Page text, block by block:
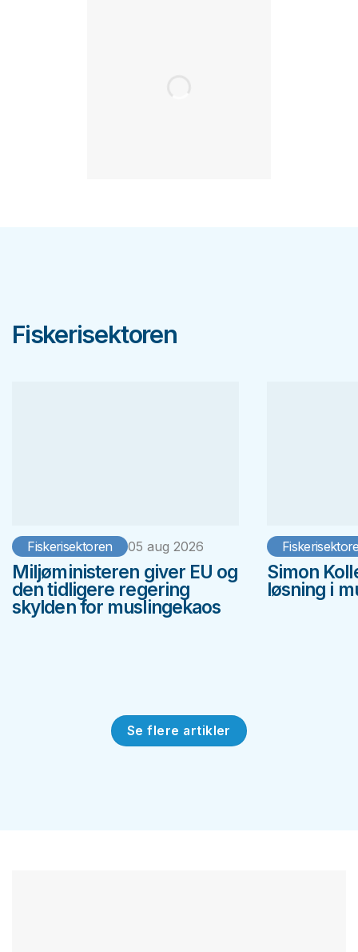
Fiskerisektoren
Fiskerisektoren 05 aug 2026
Miljøministeren giver EU og
den tidligere regering
skylden for muslingekaos
Simon
løsning i
Se flere artikler